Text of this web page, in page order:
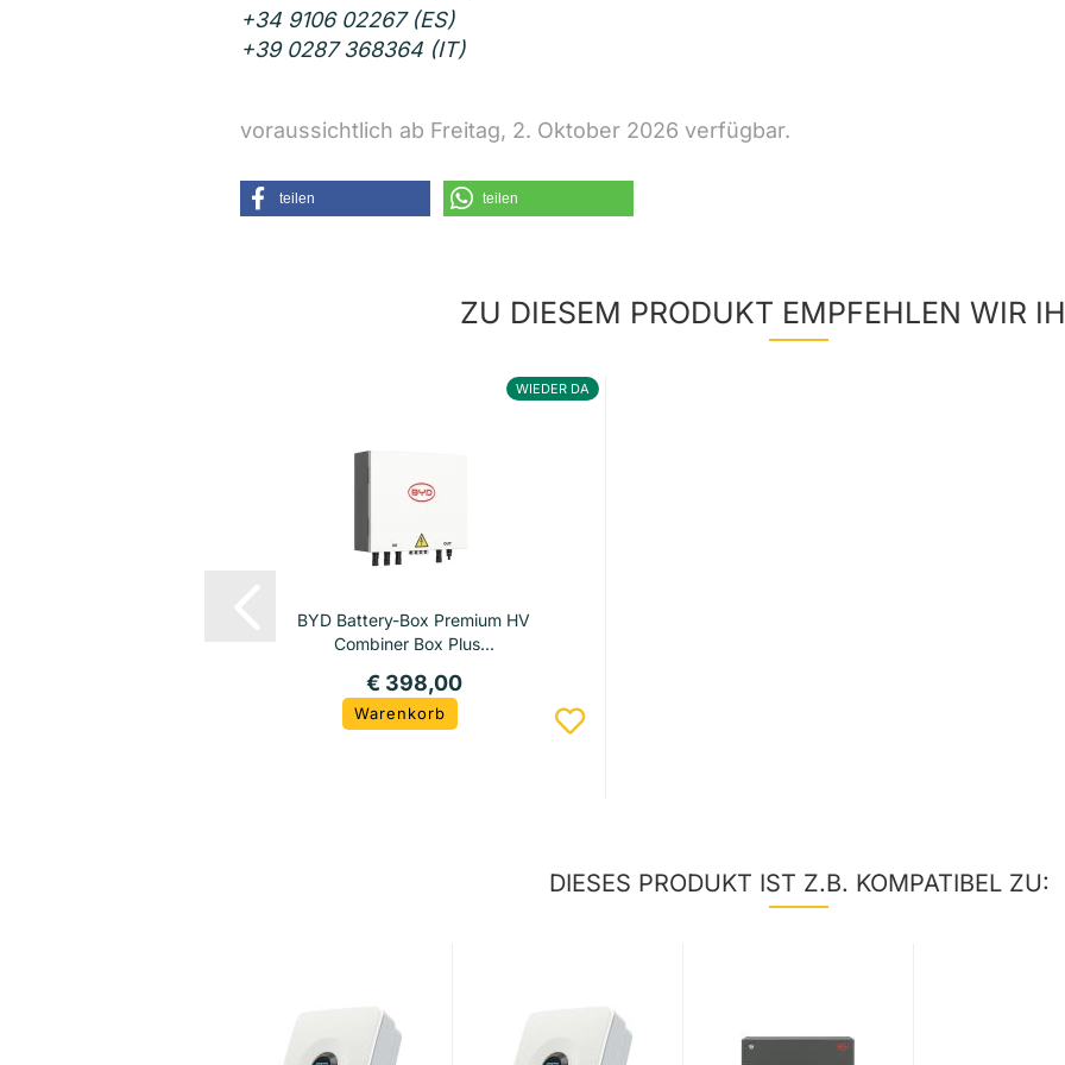
+34 9106 02267 (ES)
+39 0287 368364 (IT)
voraussichtlich ab Freitag, 2. Oktober 2026 verfügbar.
teilen teilen
ZU DIESEM PRODUKT EMPFEHLEN WIR
WIEDER DA
BYD Battery-Box Premium HV
Combiner Box Plus...
€ 398,00
Warenkorb
DIESES PRODUKT IST Z.B. KOMPATIBEL ZU: